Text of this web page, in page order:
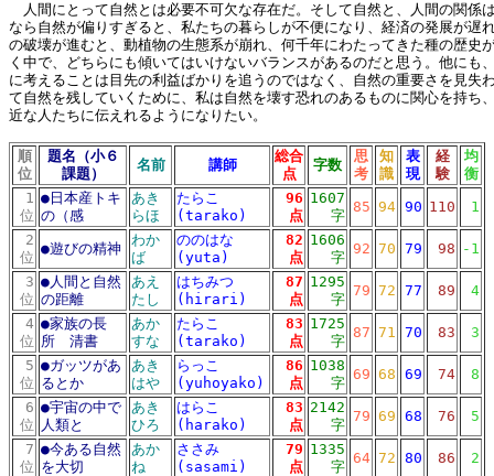
人間にとって自然とは必要不可欠な存在だ。そして自然と、人間の関係
なら自然が偏りすぎると、私たちの暮らしが不便になり、経済の発展が遅
の破壊が進むと、動植物の生態系が崩れ、何千年にわたってきた種の歴史
く中で、どちらにも傾いてはいけないバランスがあるのだと思う。他にも
に考えることは目先の利益ばかりを追うのではなく、自然の重要さを見失
て自然を残していくために、私は自然を壊す恐れのあるものに関心を持ち
近な人たちに伝えれるようになりたい。
順
位
題名（小６
課題）
名前 講師
総合
点
字数
思
考
知
識
表
現
経
験
均
衡
1
位
● 日本産トキ
の（感
あき
らほ
たらこ
(tarako)
96
点
1607
字
85 94 90 110
1
2
位
●遊びの精神
わか
ば
ののはな
(yuta)
82
点
1606
字
92 70 79 98 -1
3
位
●人間と自然
の距離
あえ
たし
はちみつ
(hirari)
87
点
1295
字
79 72 77 89
4
4
位
●家族の長
所 清書
あか
すな
たらこ
(tarako)
83
点
1725
字
87 71 70 83
3
5
位
●ガッツがあ
るとか
あき
はや
らっこ
(yuhoyako)
86
点
1038
字
69 68 69 74
8
6
位
●宇宙の中で
人類と
あき
ひろ
はらこ
(harako)
83
点
2142
字
79 69 68 76
5
7
位
●今ある自然
を大切
あか
ね
ささみ
(sasami)
79
点
1335
字
64 72 80 86
2